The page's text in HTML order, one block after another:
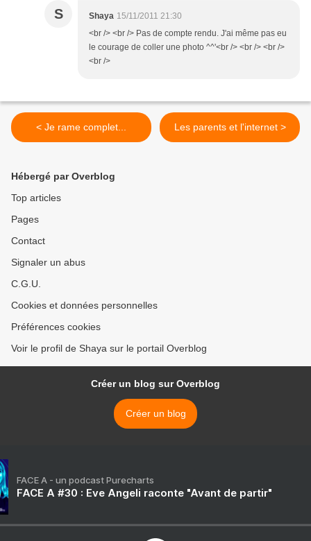
S Shaya 15/11/2011 21:30
<br /> <br /> Pas de compte rendu. J'ai même pas eu
le courage de coller une photo ^^'<br /> <br /> <br />
<br />
< Je rame complet... Les parents et l'internet >
Hébergé par Overblog
Top articles
Pages
Contact
Signaler un abus
C.G.U.
Cookies et données personnelles
Préférences cookies
Voir le profil de Shaya sur le portail Overblog
Créer un blog sur Overblog
Créer un blog
FACE A - un podcast Purecharts
FACE A #30 : Eve Angeli raconte "Avant de partir"